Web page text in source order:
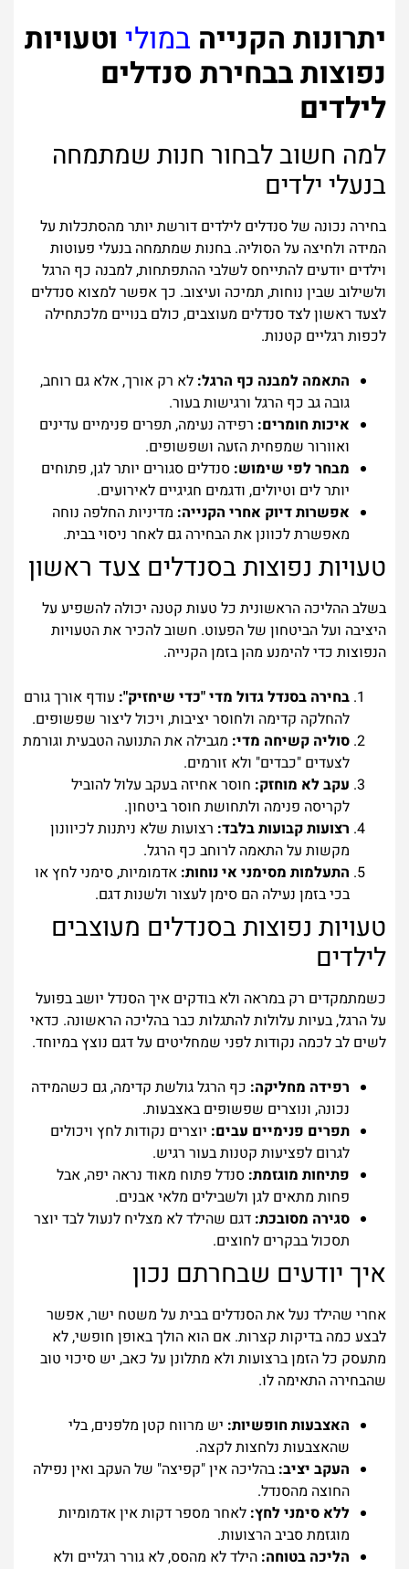
יתרונות הקנייה במולי וטעויות
נפוצות בבחירת סנדלים
לילדים
למה חשוב לבחור חנות שמתמחה
בנעלי ילדים
בחירה נכונה של סנדלים לילדים דורשת יותר מהסתכלות על
המידה ולחיצה על הסוליה. בחנות שמתמחה בנעלי פעוטות
וילדים יודעים להתייחס לשלבי ההתפתחות, למבנה כף הרגל
ולשילוב שבין נוחות, תמיכה ועיצוב. כך אפשר למצוא סנדלים
לצעד ראשון לצד סנדלים מעוצבים, כולם בנויים מלכתחילה
לכפות רגליים קטנות.
התאמה למבנה כף הרגל: לא רק אורך, אלא גם רוחב,
גובה גב כף הרגל ורגישות בעור.
איכות חומרים: רפידה נעימה, תפרים פנימיים עדינים
ואוורור שמפחית הזעה ושפשופים.
מבחר לפי שימוש: סנדלים סגורים יותר לגן, פתוחים
יותר לים וטיולים, ודגמים חגיגיים לאירועים.
אפשרות דיוק אחרי הקנייה: מדיניות החלפה נוחה
מאפשרת לכוונן את הבחירה גם לאחר ניסוי בבית.
טעויות נפוצות בסנדלים צעד ראשון
בשלב ההליכה הראשונית כל טעות קטנה יכולה להשפיע על
היציבה ועל הביטחון של הפעוט. חשוב להכיר את הטעויות
הנפוצות כדי להימנע מהן בזמן הקנייה.
בחירה בסנדל גדול מדי "כדי שיחזיק": עודף אורך גורם
להחלקה קדימה ולחוסר יציבות, ויכול ליצור שפשופים.
סוליה קשיחה מדי: מגבילה את התנועה הטבעית וגורמת
לצעדים "כבדים" ולא זורמים.
עקב לא מוחזק: חוסר אחיזה בעקב עלול להוביל
לקריסה פנימה ולתחושת חוסר ביטחון.
רצועות קבועות בלבד: רצועות שלא ניתנות לכיוונון
מקשות על התאמה לרוחב כף הרגל.
התעלמות מסימני אי נוחות: אדמומיות, סימני לחץ או
בכי בזמן נעילה הם סימן לעצור ולשנות דגם.
טעויות נפוצות בסנדלים מעוצבים
לילדים
כשמתמקדים רק במראה ולא בודקים איך הסנדל יושב בפועל
על הרגל, בעיות עלולות להתגלות כבר בהליכה הראשונה. כדאי
לשים לב לכמה נקודות לפני שמחליטים על דגם נוצץ במיוחד.
רפידה מחליקה: כף הרגל גולשת קדימה, גם כשהמידה
נכונה, ונוצרים שפשופים באצבעות.
תפרים פנימיים עבים: יוצרים נקודות לחץ ויכולים
לגרום לפציעות קטנות בעור רגיש.
פתיחות מוגזמת: סנדל פתוח מאוד נראה יפה, אבל
פחות מתאים לגן ולשבילים מלאי אבנים.
סגירה מסובכת: דגם שהילד לא מצליח לנעול לבד יוצר
תסכול בבקרים לחוצים.
איך יודעים שבחרתם נכון
אחרי שהילד נעל את הסנדלים בבית על משטח ישר, אפשר
לבצע כמה בדיקות קצרות. אם הוא הולך באופן חופשי, לא
מתעסק כל הזמן ברצועות ולא מתלונן על כאב, יש סיכוי טוב
שהבחירה התאימה לו.
האצבעות חופשיות: יש מרווח קטן מלפנים, בלי
שהאצבעות נלחצות לקצה.
העקב יציב: בהליכה אין "קפיצה" של העקב ואין נפילה
החוצה מהסנדל.
ללא סימני לחץ: לאחר מספר דקות אין אדמומיות
מוגזמת סביב הרצועות.
הליכה בטוחה: הילד לא מהסס, לא גורר רגליים ולא